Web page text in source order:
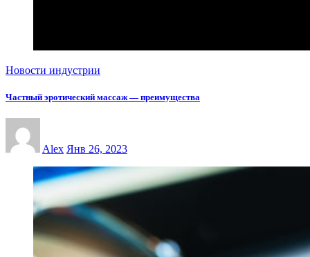
Новости индустрии
Частный эротический массаж — преимущества
Alex Янв 26, 2023